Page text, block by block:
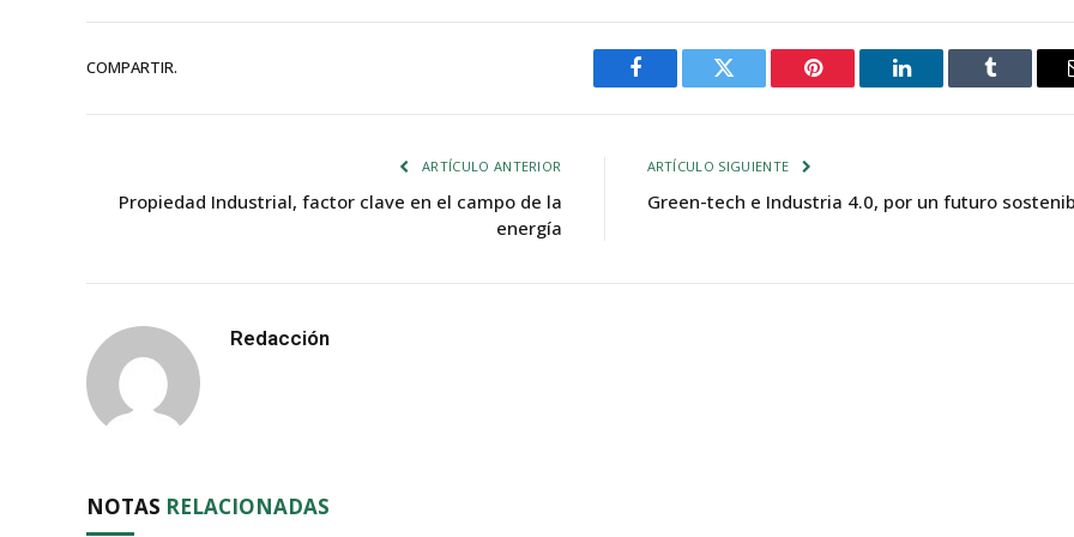
COMPARTIR.
Facebook Twitter Pinterest LinkedIn Tumblr
ARTÍCULO ANTERIOR
Propiedad Industrial, factor clave en el campo de la
energía
ARTÍCULO SIGUIENTE
Green-tech e Industria 4.0, por un futuro
Redacción
NOTAS RELACIONADAS